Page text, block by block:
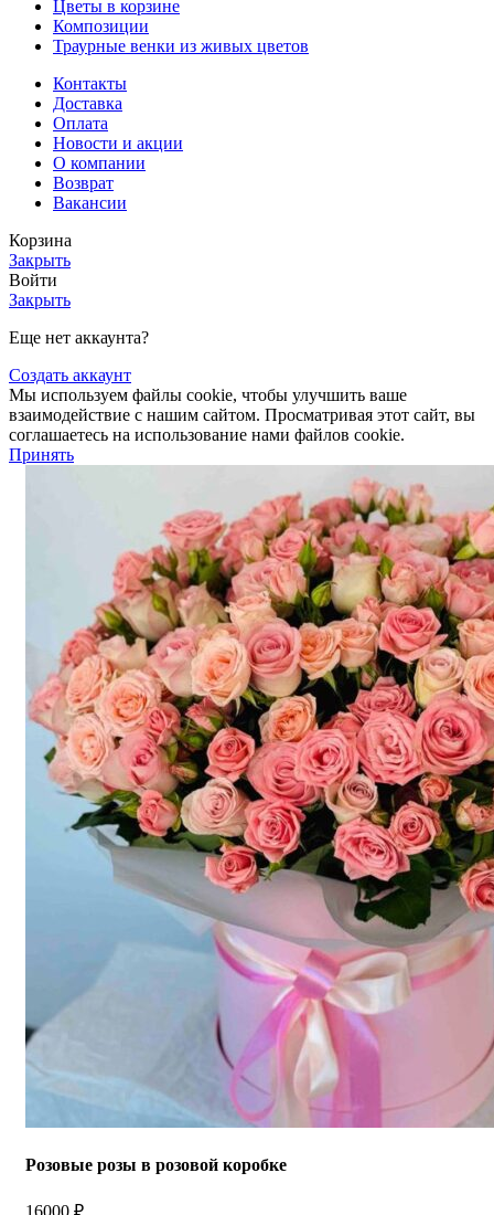
Цветы в корзине
Композиции
Траурные венки из живых цветов
Контакты
Доставка
Оплата
Новости и акции
О компании
Возврат
Вакансии
Корзина
Закрыть
Войти
Закрыть
Еще нет аккаунта?
Создать аккаунт
Мы используем файлы cookie, чтобы улучшить ваше
взаимодействие с нашим сайтом. Просматривая этот сайт, вы
соглашаетесь на использование нами файлов cookie.
Принять
Розовые розы в розовой коробке